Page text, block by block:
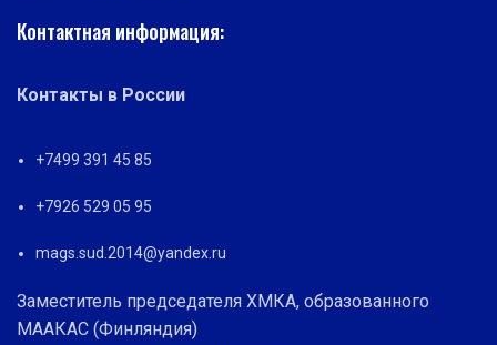
Контактная информация:
Контакты в России
+7499 391 45 85
+7926 529 05 95
mags.sud.2014@yandex.ru
Заместитель председателя ХМКА, образованного
МААКАС (Финляндия)